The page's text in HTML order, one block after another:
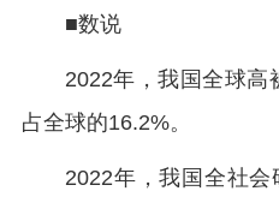
■数说
2022年，我国全球高
占全球的16.2%。
2022年，我国全社